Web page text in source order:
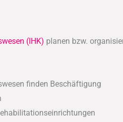
(IHK) planen bzw.
finden Beschäftigung